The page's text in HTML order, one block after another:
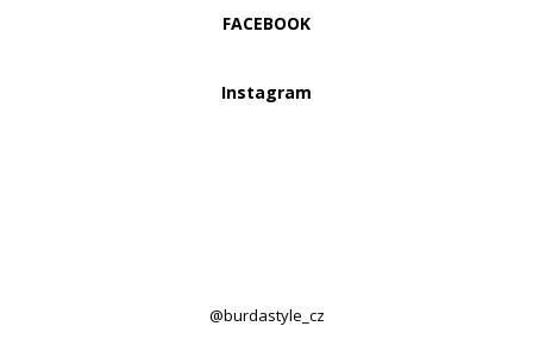
FACEBOOK
Instagram
@burdastyle_cz